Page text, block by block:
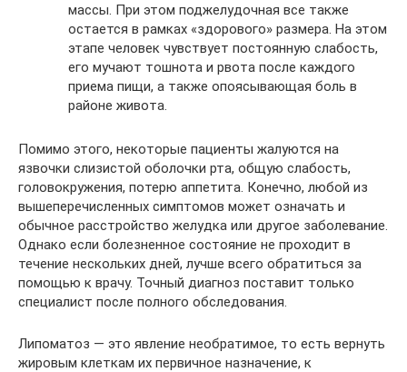
массы. При этом поджелудочная все также
остается в рамках «здорового» размера. На этом
этапе человек чувствует постоянную слабость,
его мучают тошнота и рвота после каждого
приема пищи, а также опоясывающая боль в
районе живота.
Помимо этого, некоторые пациенты жалуются на
язвочки слизистой оболочки рта, общую слабость,
головокружения, потерю аппетита. Конечно, любой из
вышеперечисленных симптомов может означать и
обычное расстройство желудка или другое заболевание.
Однако если болезненное состояние не проходит в
течение нескольких дней, лучше всего обратиться за
помощью к врачу. Точный диагноз поставит только
специалист после полного обследования.
Липоматоз — это явление необратимое, то есть вернуть
жировым клеткам их первичное назначение, к